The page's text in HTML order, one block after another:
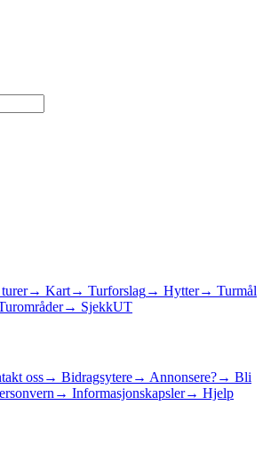
→ Kart→ Turforslag→ Hytter→ Turmål
→ SjekkUT
oss→ Bidragsytere→ Annonsere?→ Bli
→ Informasjonskapsler→ Hjelp